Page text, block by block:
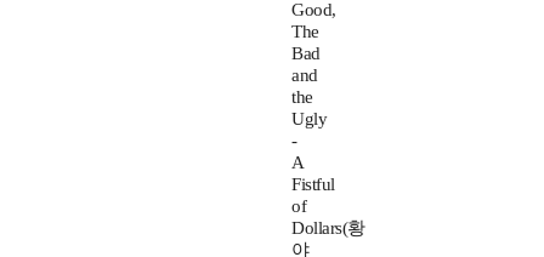
Good,
The
Bad
and
the
Ugly
-
A
Fistful
of
Dollars(황
야